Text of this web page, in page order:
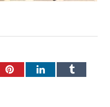
PinterestLinkedInTumblr